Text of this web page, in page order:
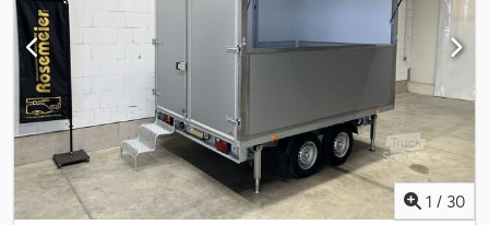
plaisir.
1 / 30